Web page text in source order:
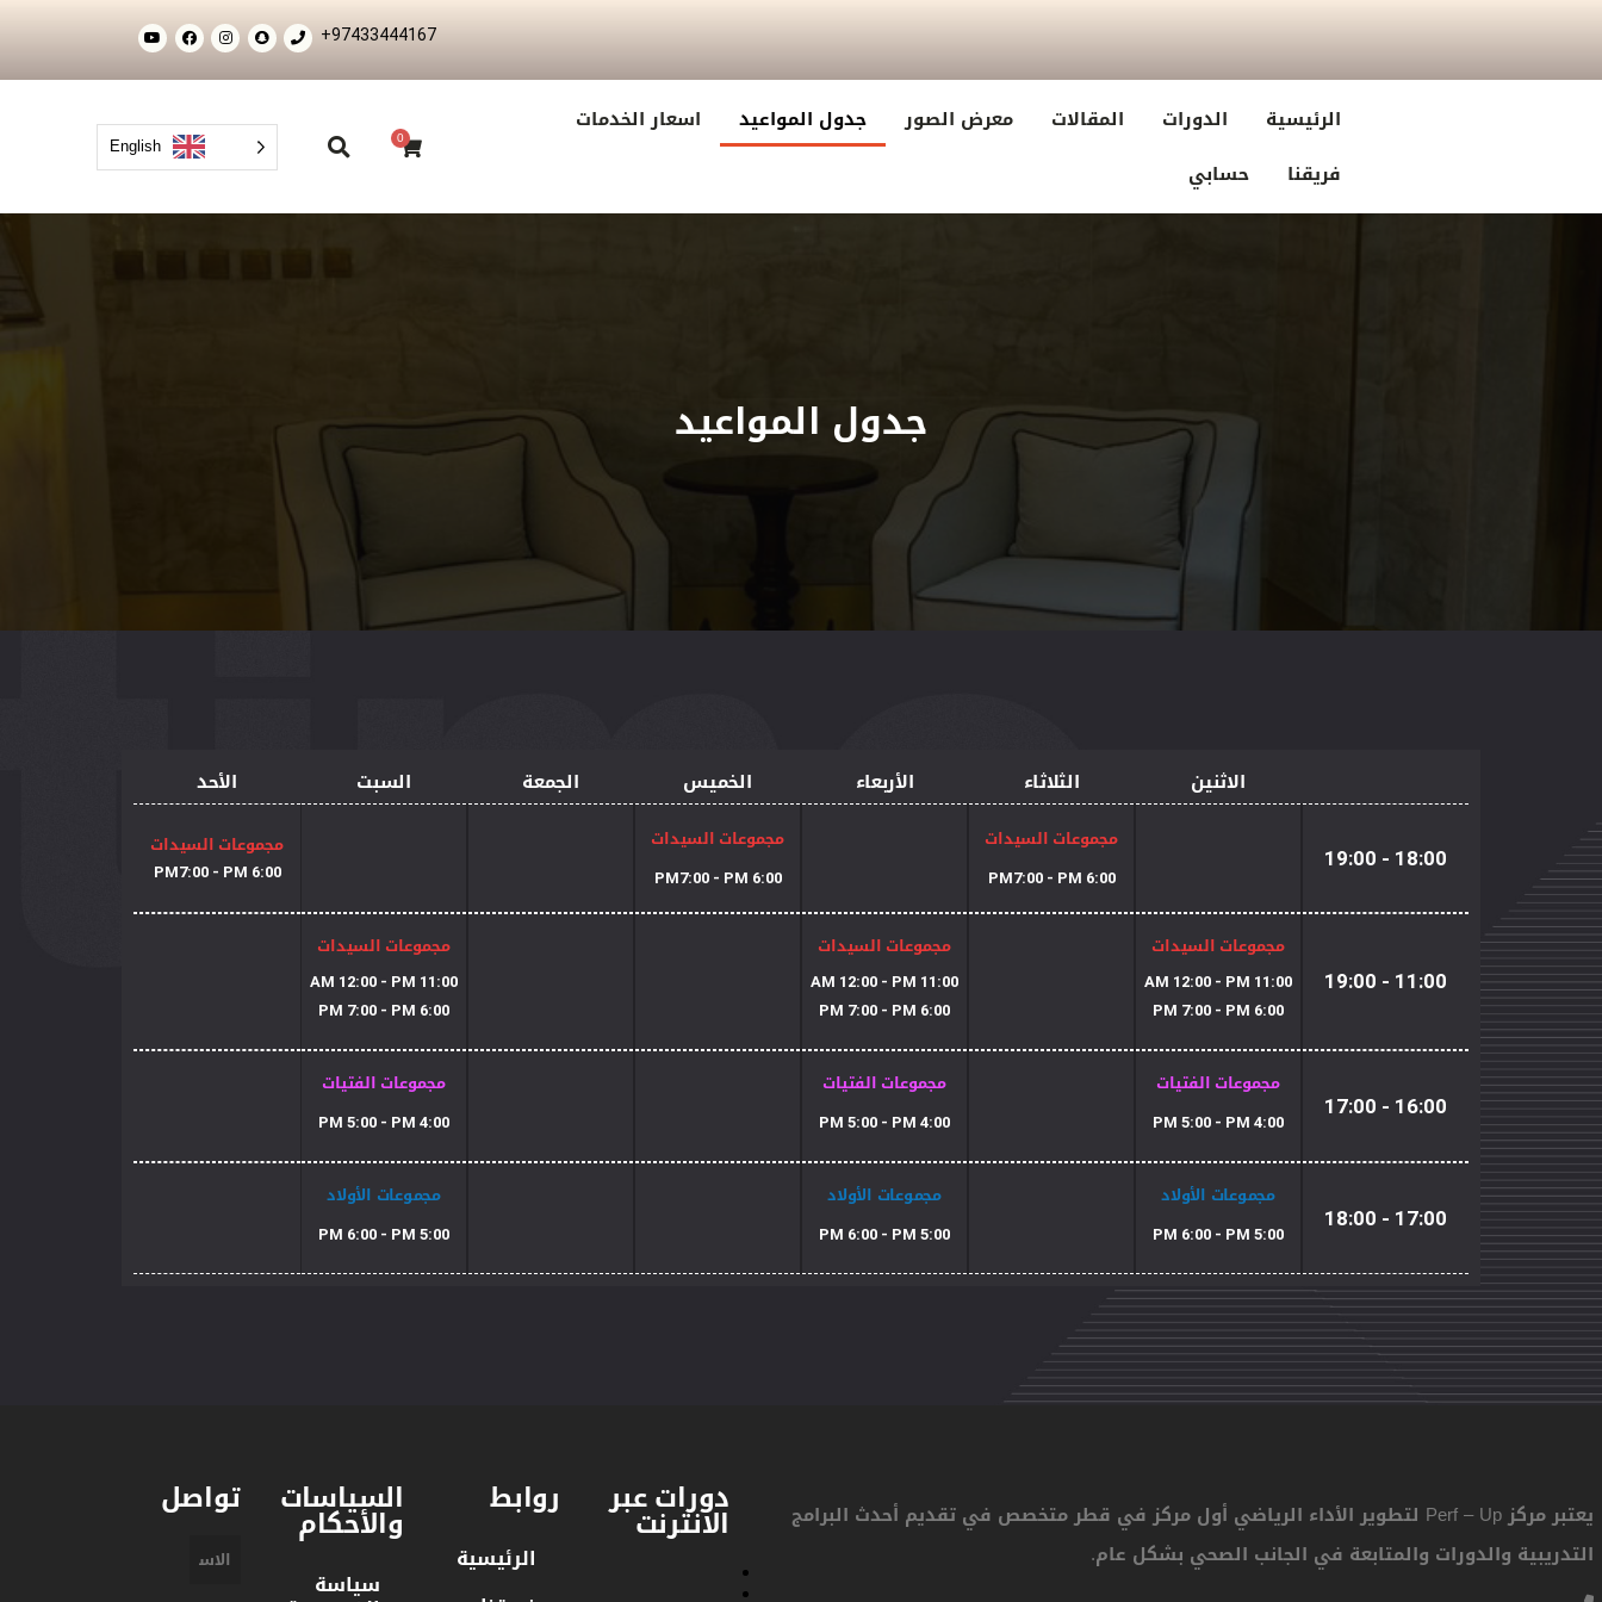
+97433444167
الرئيسية الدورات المقالات معرض الصور جدول المواعيد
اسعار الخدمات
فريقنا
حسابي
0
English
جدول المواعيد
الاثنين الثلاثاء الأربعاء الخميس الجمعة السبت الأحد
18:00 - 19:00
مجموعات السيدات
6:00 PM7:00 - PM
مجموعات السيدات
6:00 PM7:00 - PM
مجموعات السيدات
6:00 PM7:00 - PM
11:00 - 19:00
مجموعات السيدات
11:00 AM 12:00 - PM
6:00 PM 7:00 - PM
مجموعات السيدات
11:00 AM 12:00 - PM
6:00 PM 7:00 - PM
مجموعات السيدات
11:00 AM 12:00 - PM
6:00 PM 7:00 - PM
16:00 - 17:00
مجموعات الفتيات
4:00 PM 5:00 - PM
مجموعات الفتيات
4:00 PM 5:00 - PM
مجموعات الفتيات
4:00 PM 5:00 - PM
17:00 - 18:00
مجموعات الأولاد
5:00 PM 6:00 - PM
مجموعات الأولاد
5:00 PM 6:00 - PM
مجموعات الأولاد
5:00 PM 6:00 - PM
يعتبر مركز Perf – Up لتطوير الأداء الرياضي أول مركز في قطر متخصص في تقديم أحدث البرامج
التدريبية والدورات والمتابعة في الجانب الصحي بشكل عام.
دورات عبر
الانترنت
روابط
الرئيسية
السياسات
والأحكام
سياسة
تواصل